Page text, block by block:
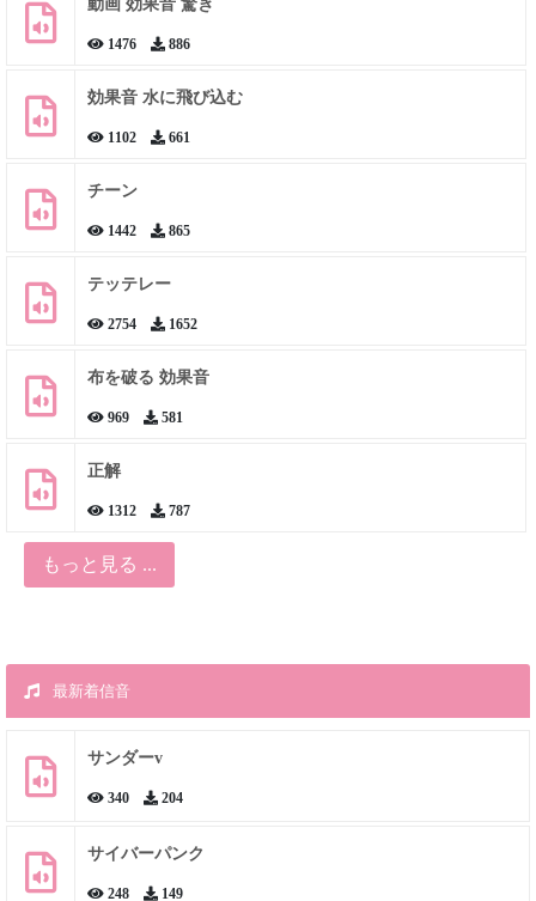
動画 効果音 驚き
1476 886
効果音 水に飛び込む
1102 661
チーン
1442 865
テッテレー
2754 1652
布を破る 効果音
969 581
正解
1312 787
もっと見る ...
最新着信音
サンダーv
340 204
サイバーパンク
248 149